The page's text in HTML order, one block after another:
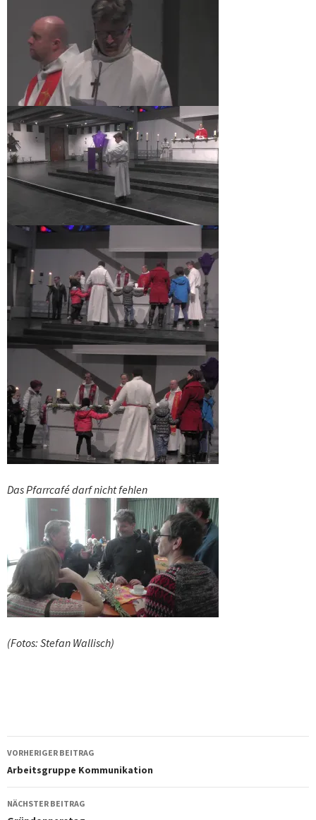
Das Pfarrcafé darf nicht fehlen
(Fotos: Stefan Wallisch)
Beitragsnavigation
VORHERIGER BEITRAG
Arbeitsgruppe Kommunikation
NÄCHSTER BEITRAG